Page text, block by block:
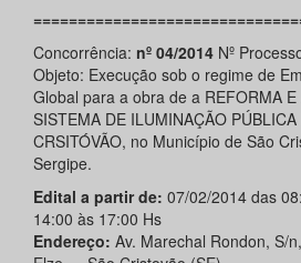
Concorrência: nº 04/2014 Nº
Objeto: Execução sob o regime de
Global para a obra de a REFORMA
SISTEMA DE ILUMINAÇÃO
CRSITÓVÃO, no Município de São
Sergipe.
Edital a partir de: 07/02/2014 das
14:00 às 17:00 Hs
Endereço: Av. Marechal Rondon, S/